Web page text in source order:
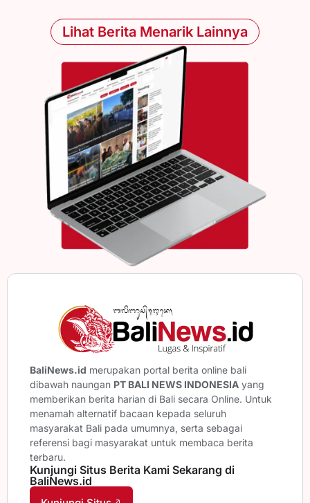
Lihat Berita Menarik Lainnya
BaliNews.id merupakan portal berita online bali
dibawah naungan PT BALI NEWS INDONESIA yang
memberikan berita harian di Bali secara Online. Untuk
menamah alternatif bacaan kepada seluruh
masyarakat Bali pada umumnya, serta sebagai
referensi bagi masyarakat untuk membaca berita
terbaru.
Kunjungi Situs Berita Kami Sekarang di
BaliNews.id